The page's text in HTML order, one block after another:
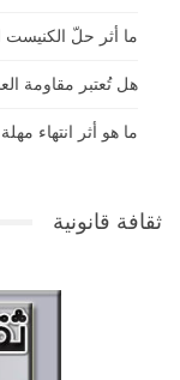
ما أثر حلّ الكنيست
هل تُعتبر مقاومة
ما هو أثر انتهاء
ثقافة قانونية